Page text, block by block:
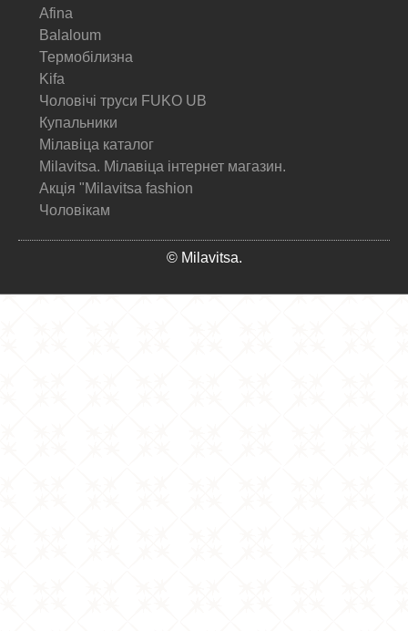
Afina
Balaloum
Термобілизна
Kifa
Чоловічі труси FUKO UB
Купальники
Мілавіца каталог
Milavitsa. Мілавіца інтернет магазин.
Акція "Milavitsa fashion
Чоловікам
© Milavitsa.